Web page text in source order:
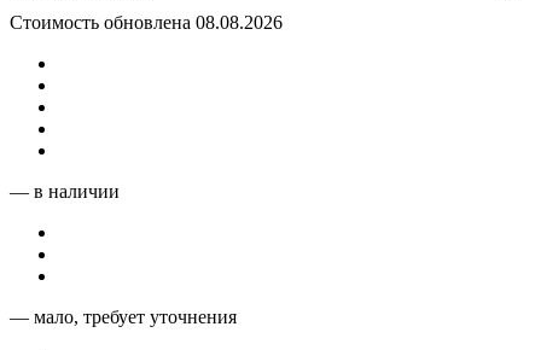
Стоимость обновлена 08.08.2026
— в наличии
— мало, требует уточнения